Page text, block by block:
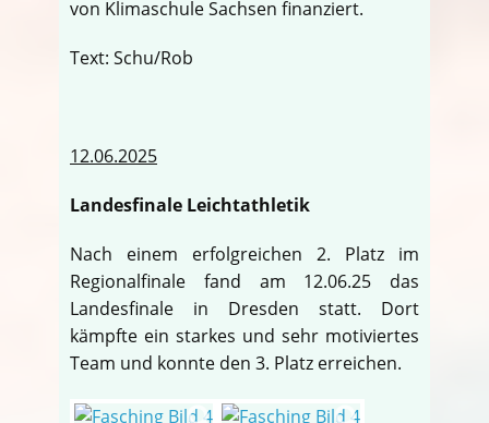
von Klimaschule Sachsen finanziert.
Text: Schu/Rob
12.06.2025
Landesfinale Leichtathletik
Nach einem erfolgreichen 2. Platz im
Regionalfinale fand am 12.06.25 das
Landesfinale in Dresden statt. Dort
kämpfte ein starkes und sehr motiviertes
Team und konnte den 3. Platz erreichen.